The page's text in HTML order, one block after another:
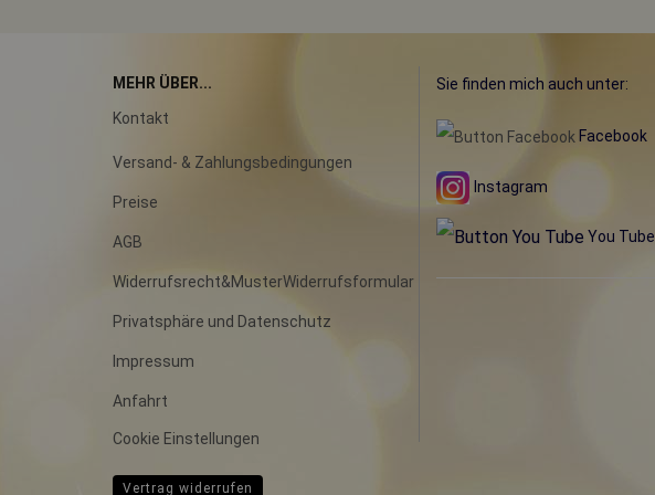
MEHR ÜBER...
Kontakt
Versand- & Zahlungsbedingungen
Preise
AGB
Widerrufsrecht&MusterWiderrufsformular
Privatsphäre und Datenschutz
Impressum
Anfahrt
Cookie Einstellungen
Sie finden mich auch unter:
Facebook
Instagram
You Tube
Vertrag widerrufen